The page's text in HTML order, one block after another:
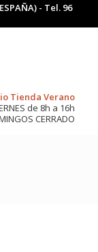
- Tel. 96
Tienda Verano
de 8h a 16h
CERRADO